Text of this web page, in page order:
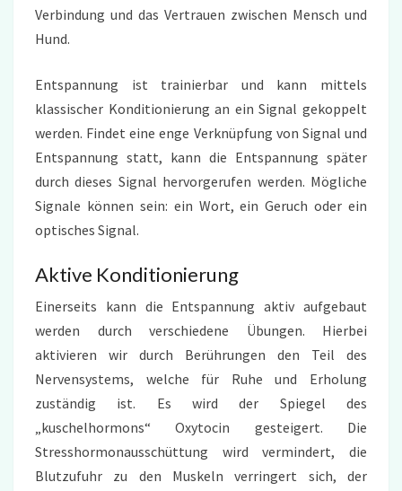
Verbindung und das Vertrauen zwischen Mensch und
Hund.
Entspannung ist trainierbar und kann mittels
klassischer Konditionierung an ein Signal gekoppelt
werden. Findet eine enge Verknüpfung von Signal und
Entspannung statt, kann die Entspannung später
durch dieses Signal hervorgerufen werden. Mögliche
Signale können sein: ein Wort, ein Geruch oder ein
optisches Signal.
Aktive Konditionierung
Einerseits kann die Entspannung aktiv aufgebaut
werden durch verschiedene Übungen. Hierbei
aktivieren wir durch Berührungen den Teil des
Nervensystems, welche für Ruhe und Erholung
zuständig ist. Es wird der Spiegel des
„kuschelhormons“ Oxytocin gesteigert. Die
Stresshormonausschüttung wird vermindert, die
Blutzufuhr zu den Muskeln verringert sich, der